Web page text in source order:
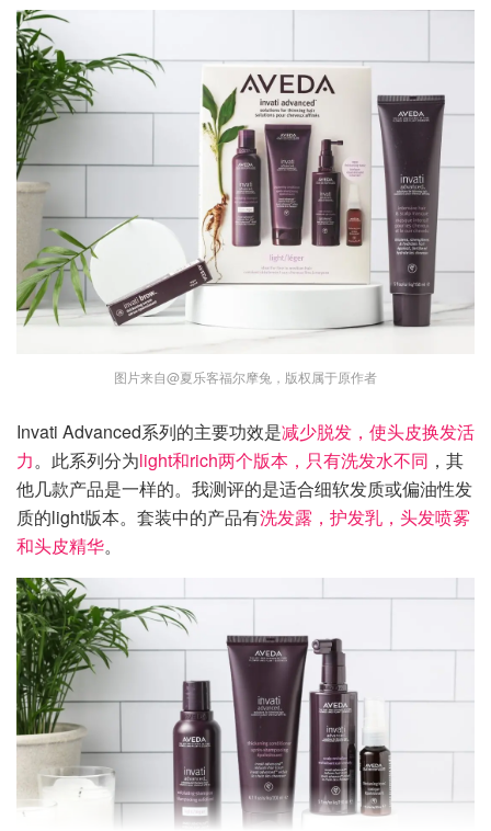
图片来自@夏乐客福尔摩兔，版权属于原作者
Invati Advanced系列的主要功效是减少脱发，使头皮换发活
力。此系列分为light和rich两个版本，只有洗发水不同 ，其
他几款产品是一样的。我测评的是适合细软发质或偏油性发
质的light版本。套装中的产品有洗发露，护发乳，头发喷雾
和头皮精华。